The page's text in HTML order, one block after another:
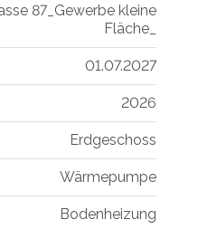
87_Gewerbe kleine
Fläche_
01.07.2027
2026
Erdgeschoss
Wärmepumpe
Bodenheizung